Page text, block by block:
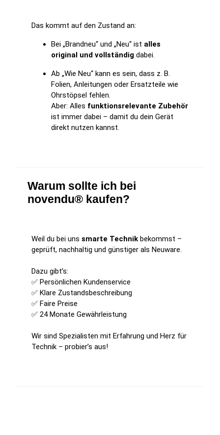
Das kommt auf den Zustand an:
Bei „Brandneu“ und „Neu“ ist alles
original und vollständig dabei.
Ab „Wie Neu“ kann es sein, dass z. B.
Folien, Anleitungen oder Ersatzteile wie
Ohrstöpsel fehlen.
Aber: Alles funktionsrelevante Zubehör
ist immer dabei – damit du dein Gerät
direkt nutzen kannst.
Warum sollte ich bei
novendu® kaufen?
Weil du bei uns smarte Technik bekommst –
geprüft, nachhaltig und günstiger als Neuware.
Dazu gibt’s:
✅ Persönlichen Kundenservice
✅ Klare Zustandsbeschreibung
✅ Faire Preise
✅ 24 Monate Gewährleistung
Wir sind Spezialisten mit Erfahrung und Herz für
Technik – probier’s aus!